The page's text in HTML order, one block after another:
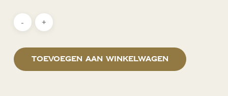
Toevoegen aan winkelwagen